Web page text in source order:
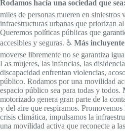
Rodamos hacía una sociedad que sea:
miles de personas mueren en siniestros
infraestructuras urbanas que priorizan
Queremos políticas públicas que
accesibles y seguras. ♿️ Más incluyente
moverse libremente no se garantiza
Las mujeres, las infancias, las
discapacidad enfrentan violencias,
público. Rodamos por una movilidad
espacio público sea para todas y todos.
motorizado genera gran parte de la
y del aire que respiramos.
crisis climática, impulsamos la
una movilidad activa que reconecte a